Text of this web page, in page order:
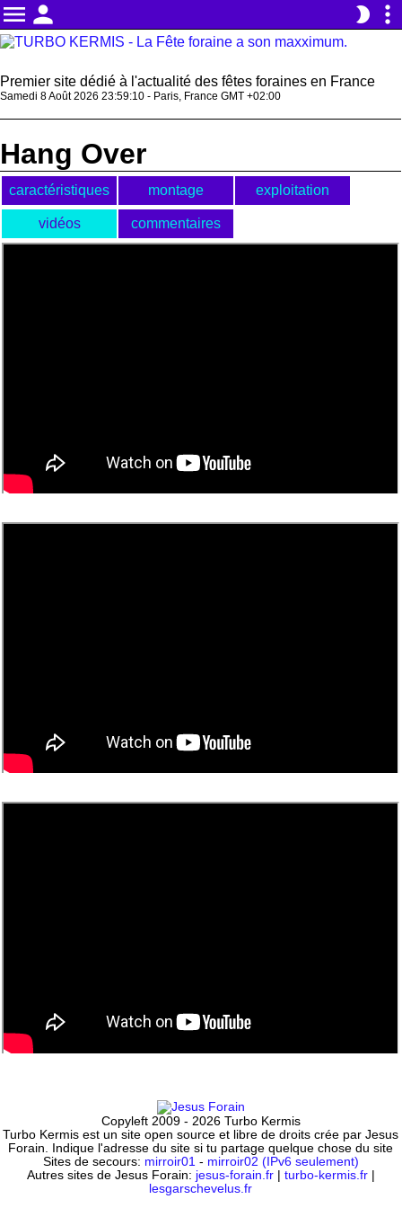
menu person brightness_2 more_vert
Premier site dédié à l'actualité des fêtes foraines en France
Samedi 8 Août 2026 23:59:10 - Paris, France GMT +02:00
Hang Over
caractéristiques montage exploitation
vidéos commentaires
Copyleft 2009 - 2026 Turbo Kermis
Turbo Kermis est un site open source et libre de droits crée par Jesus
Forain. Indique l'adresse du site si tu partage quelque chose du site
Sites de secours: mirroir01 - mirroir02 (IPv6 seulement)
Autres sites de Jesus Forain: jesus-forain.fr| turbo-kermis.fr|
lesgarschevelus.fr